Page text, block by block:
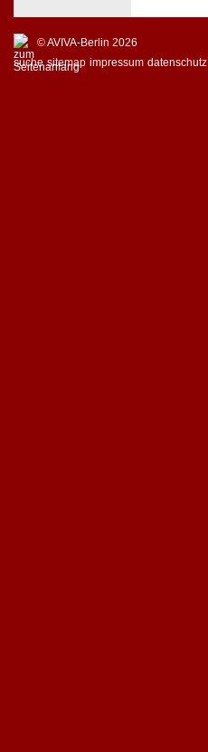
© AVIVA-Berlin 2026
suche sitemap impressum datenschutz